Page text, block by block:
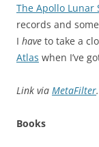
The Apollo Lunar
records and
I have to take a
Atlas when I’ve
Link via MetaFilter.
Books